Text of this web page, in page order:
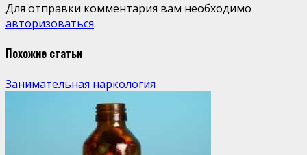
Для отправки комментария вам необходимо
авторизоваться.
Похожие статьи
Занимательная наркология